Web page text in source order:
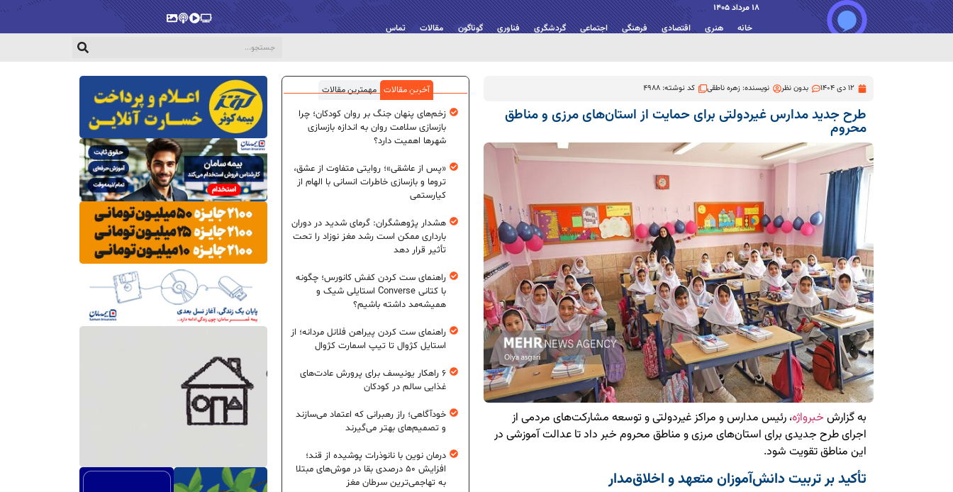
18 مرداد 1405
خانه هنری اقتصادی فرهنگی اجتماعی گردشگری فناوری گوناگون مقالات تماس
پخش‌زندهویدیو
پادکستگالری
12 دی 1404 بدون نظر نویسنده:زهره ناطقی کد نوشته: 4988
طرح جدید مدارس غیردولتی برای حمایت از استان‌های مرزی و مناطق
محروم
به گزارش خبرواژه، رئیس مدارس و مراکز غیردولتی و توسعه مشارکت‌های مردمی از
اجرای طرح جدیدی برای استان‌های مرزی و مناطق محروم خبر داد تا عدالت آموزشی در
این مناطق تقویت شود.
تأکید بر تربیت دانش‌آموزان متعهد و اخلاق‌مدار
آخرین مقالات مهمترین مقالات
زخم‌های پنهان جنگ بر روان کودکان؛ چرا
بازسازی سلامت روان به اندازه بازسازی
شهرها اهمیت دارد؟
«پس از عاشقی»؛ روایتی متفاوت از عشق،
تروما و بازسازی خاطرات انسانی با الهام از
کیارستمی
هشدار پژوهشگران: گرمای شدید در دوران
بارداری ممکن است رشد مغز نوزاد را تحت
تأثیر قرار دهد
راهنمای ست کردن کفش کانورس؛ چگونه
با کتانی Converse استایلی شیک و
همیشه‌مد داشته باشیم؟
راهنمای ست کردن پیراهن فلانل مردانه؛ از
استایل کژوال تا تیپ اسمارت کژوال
۶ راهکار یونیسف برای پرورش عادت‌های
غذایی سالم در کودکان
خودآگاهی؛ راز رهبرانی که اعتماد می‌سازند
و تصمیم‌های بهتر می‌گیرند
درمان نوین با نانوذرات پوشیده از قند؛
افزایش ۵۰ درصدی بقا در موش‌های مبتلا
به تهاجمی‌ترین سرطان مغز